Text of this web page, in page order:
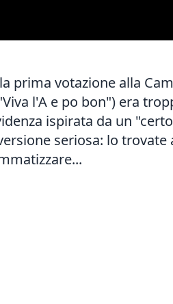
prima votazione alla
l'A e po bon") era
ispirata da un
seriosa: lo trovate